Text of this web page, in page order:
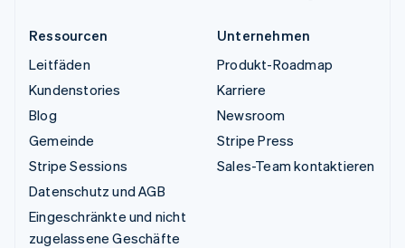
Ressourcen
Leitfäden
Kundenstories
Blog
Gemeinde
Stripe Sessions
Datenschutz und AGB
Eingeschränkte und nicht
zugelassene Geschäfte
Unternehmen
Produkt-Roadmap
Karriere
Newsroom
Stripe Press
Sales-Team kontaktieren